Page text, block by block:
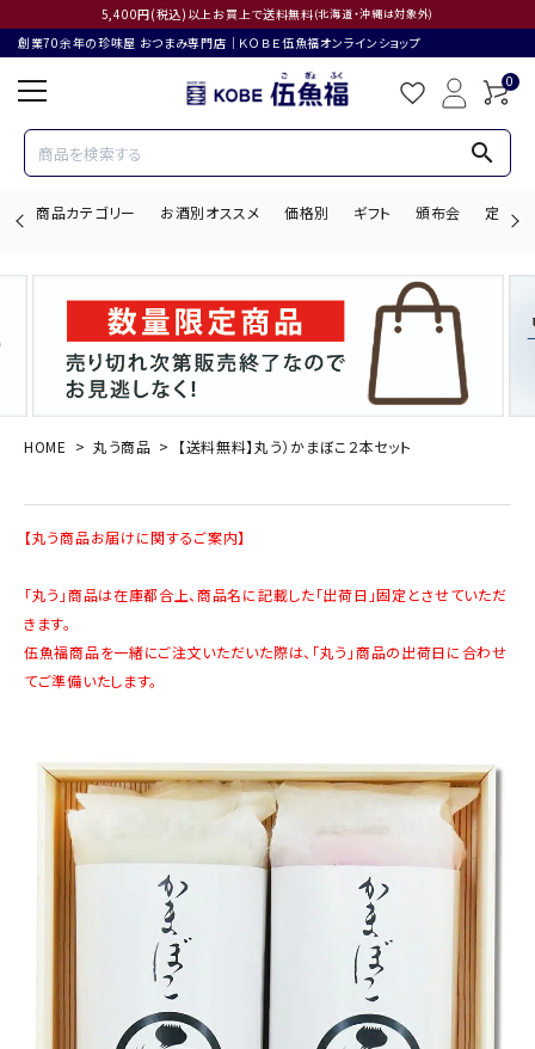
5,400円(税込)以上お買上で送料無料(北海道・沖縄は対象外)
創業70余年の珍味屋 おつまみ専門店│ＫＯＢＥ伍魚福オンラインショップ
0
search
商品カテゴリー お酒別オススメ 価格別 ギフト 頒布会 定期購
search
ACCOUNT MENU
お酒別オススメ
価格別
ご利用ガイド
直営店
HOME 丸う商品 【送料無料】丸う）かまぼこ２本セット
【丸う商品お届けに関するご案内】
「丸う」商品は在庫都合上、商品名に記載した「出荷日」固定とさせていただ
きます。
伍魚福商品を一緒にご注文いただいた際は、「丸う」商品の出荷日に合わせ
てご準備いたします。